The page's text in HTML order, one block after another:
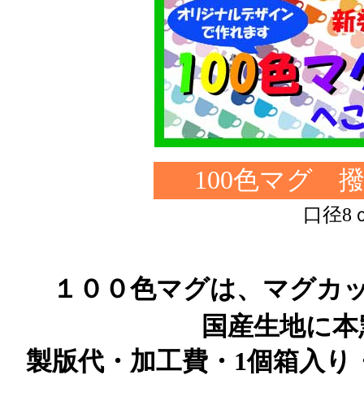
100色マグ
口径8
１００色マグは、マグカ
国産生地に
製版代・加工費・1個箱入